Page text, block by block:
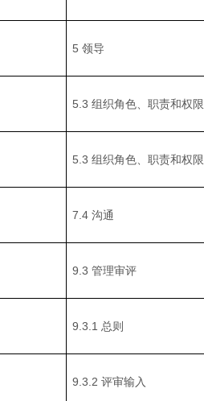
5 领导
5.3 组织角色、职责和权限
5.3 组织角色、职责和权限
7.4 沟通
9.3 管理审评
9.3.1 总则
9.3.2 评审输入